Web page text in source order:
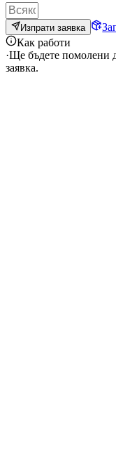
Изпрати заявка
Как работи
·Ще бъдете помолени
заявка.